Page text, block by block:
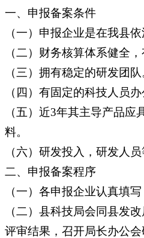
一、申报备案条件
（一）申报企业是在我县
（二）财务核算体系健全
（三）拥有稳定的研发团队
（四）有固定的科技人员
（五）近3年其主导产品
料。
（六）研发投入，研发人
二、申报备案程序
（一）各申报企业认真填
（二）县科技局会同县发
评审结果，召开局长办公